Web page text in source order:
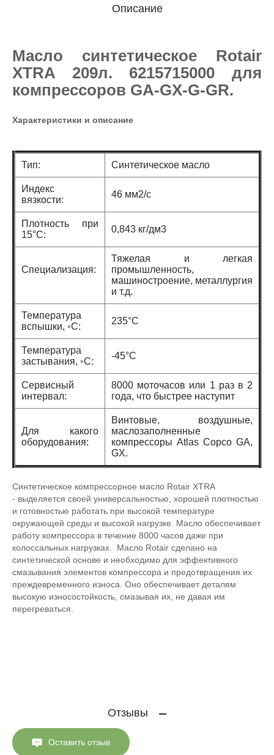
Описание
Масло синтетическое Rotair
XTRA 209л. 6215715000 для
компрессоров GA-GX-G-GR.
Характеристики и описание
Тип: Cинтетическое масло
Индекс
вязкости:
46 мм2/с
Плотность при
15°C:
0,843 кг/дм3
Специализация:
Тяжелая и легкая
промышленность,
машиностроение, металлургия
и т.д.
Температура
вспышки, ◦С:
235°C
Температура
застывания, ◦С:
-45°C
Сервисный
интервал:
8000 моточасов или 1 раз в 2
года, что быстрее наступит
Для какого
оборудования:
Винтовые, воздушные,
маслозаполненные
компрессоры Atlas Copco GA,
GX.
Cинтетическое компрессорное масло Rotair XTRA
- выделяется своей универсальностью, хорошей плотностью
и готовностью работать при высокой температуре
окружающей среды и высокой нагрузке. Масло обеспечивает
работу компрессора в течение 8000 часов даже при
колоссальных нагрузках. Масло Rotair сделано на
синтетической основе и необходимо для эффективного
смазывания элементов компрессора и предотвращения их
преждевременного износа. Оно обеспечивает деталям
высокую износостойкость, смазывая их, не давая им
перегреваться.
Отзывы
Оставить отзыв